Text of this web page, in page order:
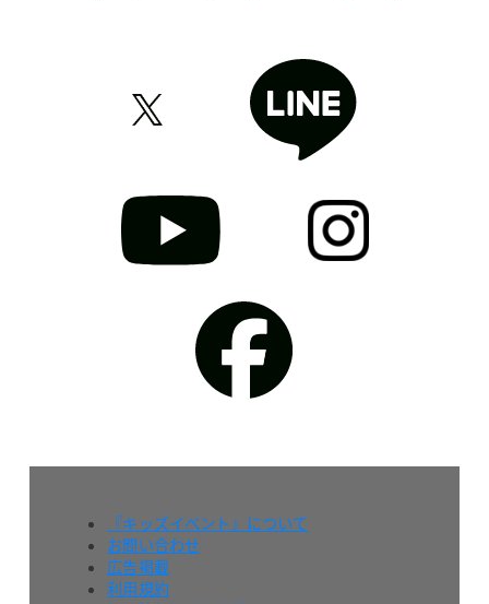
『キッズイベント』について
お問い合わせ
広告掲載
利用規約